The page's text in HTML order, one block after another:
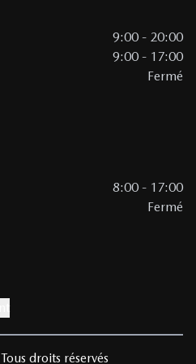
9:00 - 20:00
9:00 - 17:00
Fermé
8:00 - 17:00
Fermé
Tous droits réservés